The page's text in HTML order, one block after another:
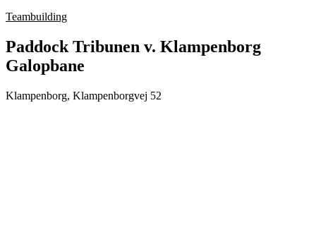
Teambuilding
Paddock Tribunen v. Klampenborg
Galopbane
Klampenborg, Klampenborgvej 52